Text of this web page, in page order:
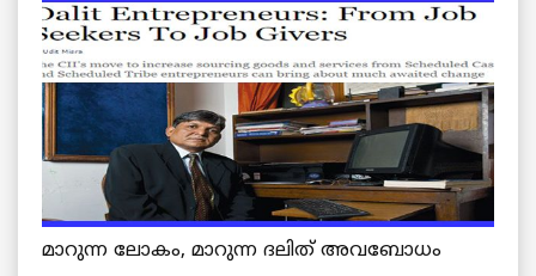
മാറുന്ന ലോകം, മാറുന്ന ദലിത് അവബോധം